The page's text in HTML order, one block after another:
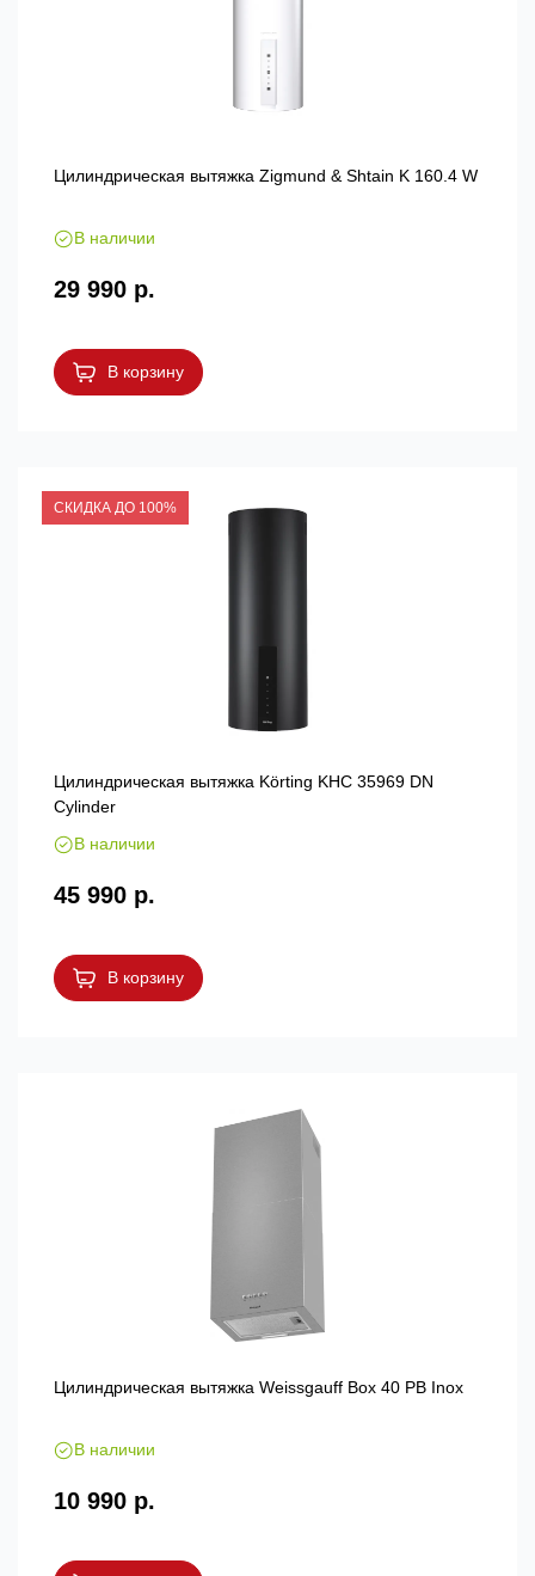
Цилиндрическая вытяжка Zigmund & Shtain K 160.4 W
В наличии
29 990 р.
В корзину
СКИДКА ДО 100%
Цилиндрическая вытяжка Körting KHC 35969 DN
Cylinder
В наличии
45 990 р.
В корзину
Цилиндрическая вытяжка Weissgauff Box 40 PB Inox
В наличии
10 990 р.